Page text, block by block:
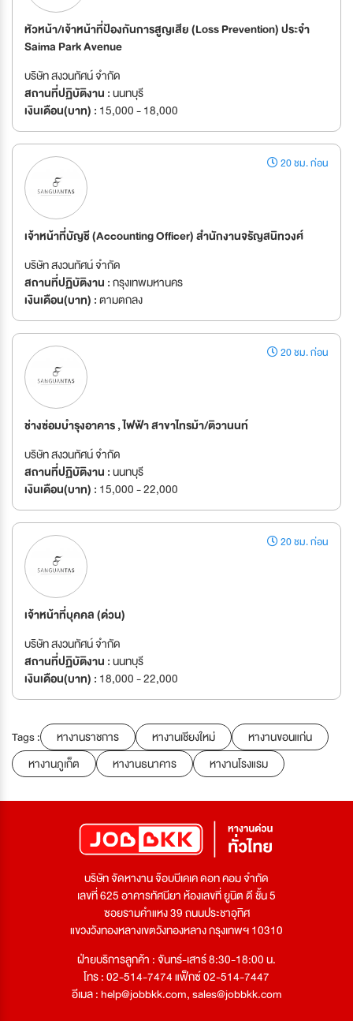
หัวหน้า/เจ้าหน้าที่ป้องกันการสูญเสีย (Loss Prevention) ประจำ
Saima Park Avenue
บริษัท สงวนทัศน์ จำกัด
สถานที่ปฏิบัติงาน :นนทบุรี
เงินเดือน(บาท) : 15,000 - 18,000
20 ชม. ก่อน
เจ้าหน้าที่บัญชี (Accounting Officer) สำนักงานจรัญสนิทวงศ์
บริษัท สงวนทัศน์ จำกัด
สถานที่ปฏิบัติงาน :กรุงเทพมหานคร
เงินเดือน(บาท) :ตามตกลง
20 ชม. ก่อน
ช่างซ่อมบำรุงอาคาร , ไฟฟ้า สาขาไทรม้า/ติวานนท์
บริษัท สงวนทัศน์ จำกัด
สถานที่ปฏิบัติงาน :นนทบุรี
เงินเดือน(บาท) : 15,000 - 22,000
20 ชม. ก่อน
เจ้าหน้าที่บุคคล (ด่วน)
บริษัท สงวนทัศน์ จำกัด
สถานที่ปฏิบัติงาน :นนทบุรี
เงินเดือน(บาท) : 18,000 - 22,000
Tags : หางานราชการ หางานเชียงใหม่
หางานขอนแก่น
หางานภูเก็ต
หางานธนาคาร หางานโรงแรม
บริษัท จัดหางาน จ๊อบบีเคเค ดอท คอม จำกัด
เลขที่ 625 อาคารทัศนียา ห้องเลขที่ ยูนิต ดี ชั้น 5
ซอยรามคำแหง 39 ถนนประชาอุทิศ
แขวงวังทองหลางเขตวังทองหลาง กรุงเทพฯ 10310
ฝ่ายบริการลูกค้า : จันทร์-เสาร์ 8:30-18:00 น.
โทร : 02-514-7474 แฟ็กซ์ 02-514-7447
อีเมล :help@jobbkk.com,sales@jobbkk.com